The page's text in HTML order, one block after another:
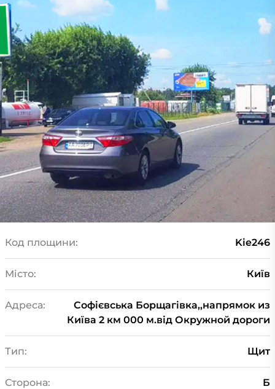
Код площини: Kie246
Місто: Київ
Адреса:
Софієвська Борщагівка,,напрямок из
Київа 2 км 000 м.від Окружной дороги
Тип: Щит
Сторона: Б